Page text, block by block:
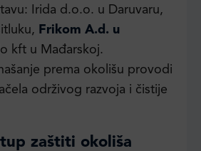
Irida d.o.o. u Daruvaru,
Frikom A.d. u
kft u Mađarskoj.
prema okolišu provodi
održivog razvoja i čistije
zaštiti okoliša